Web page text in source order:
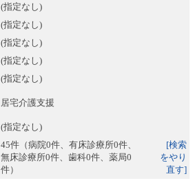
(指定なし)
(指定なし)
(指定なし)
(指定なし)
(指定なし)
居宅介護支援
(指定なし)
45件（病院0件、有床診療所0件、
無床診療所0件、歯科0件、薬局0
件）
[検索
をやり
直す]